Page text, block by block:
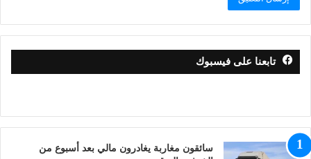
تابعنا على فيسبوك
سائقون مغاربة يغادرون مالي بعد أسبوع من